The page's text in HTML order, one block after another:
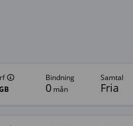
bindning
0 mån
samtal
Fria